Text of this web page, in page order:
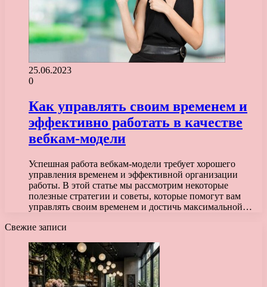
25.06.2023
0
Как управлять своим временем и
эффективно работать в качестве
вебкам-модели
Успешная работа вебкам-модели требует хорошего
управления временем и эффективной организации
работы. В этой статье мы рассмотрим некоторые
полезные стратегии и советы, которые помогут вам
управлять своим временем и достичь максимальной…
Свежие записи